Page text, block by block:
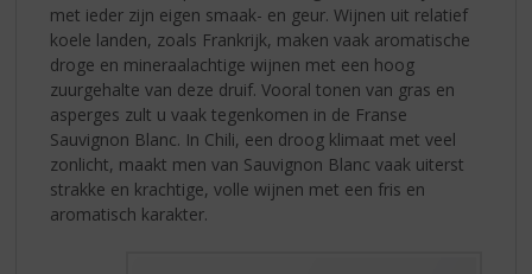
met ieder zijn eigen smaak- en geur. Wijnen uit relatief
koele landen, zoals Frankrijk, maken vaak aromatische
droge en mineraalachtige wijnen met een hoog
zuurgehalte van deze druif. Vooral tonen van gras en
asperges zult u vaak tegenkomen in de Franse
Sauvignon Blanc. In Chili, een droog klimaat met veel
zonlicht, maakt men van Sauvignon Blanc vaak uiterst
strakke en krachtige, volle wijnen met een fris en
aromatisch karakter.